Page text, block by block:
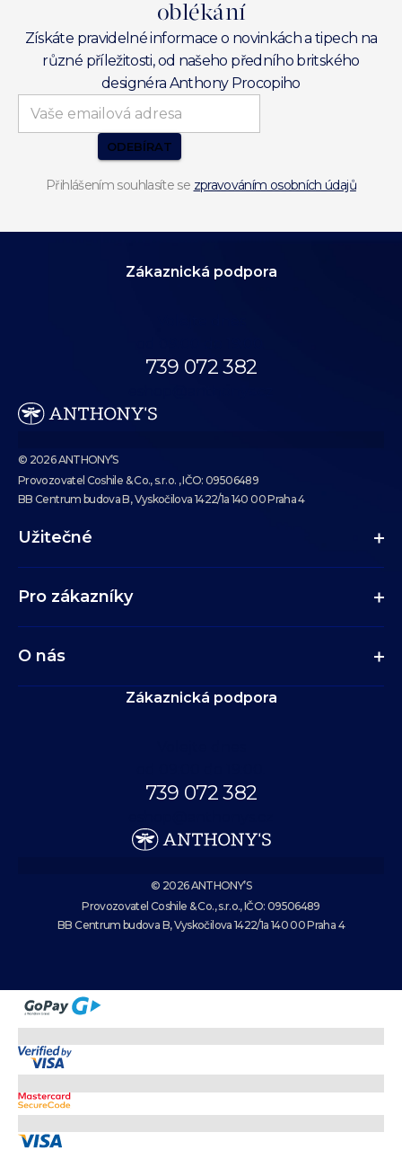
oblékání
Získáte pravidelné informace o novinkách a tipech na
různé příležitosti, od našeho předního britského
designéra Anthony Procopiho
ODEBÍRAT
Přihlášením souhlasíte se zpravováním osobních údajů
Zákaznická podpora
739 072 382
© 2026 ANTHONY’S
Provozovatel Coshile & Co., s.r.o. , IČO: 09506489
BB Centrum budova B, Vyskočilova 1422/1a 140 00 Praha 4
Užitečné
Pro zákazníky
O nás
Zákaznická podpora
739 072 382
© 2026 ANTHONY’S
Provozovatel Coshile & Co., s.r.o., IČO: 09506489
BB Centrum budova B, Vyskočilova 1422/1a 140 00 Praha 4